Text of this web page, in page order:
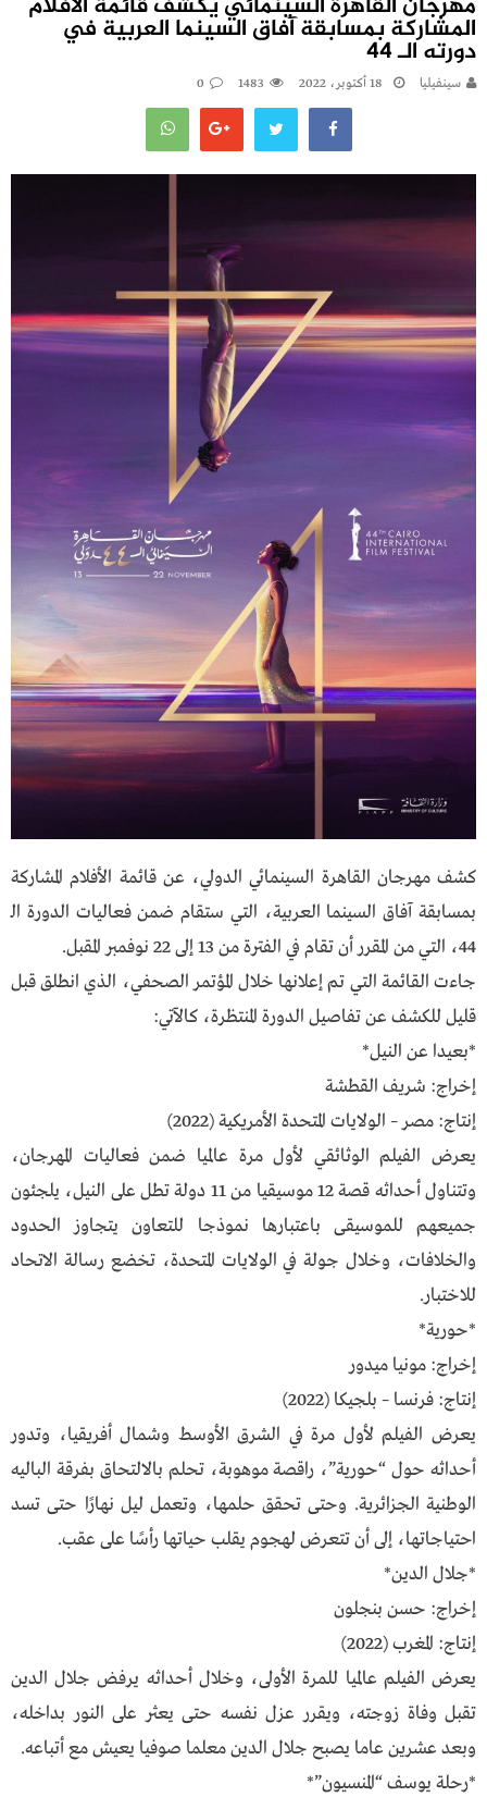
المشاركة بمسابقة آفاق السينما العربية في
دورته الـ 44
سينفيليا 18 أكتوبر، 2022 1483
0
كشف مهرجان القاهرة السينمائي الدولي، عن قائمة الأفلام المشاركة
بمسابقة آفاق السينما العربية، التي ستقام ضمن فعاليات الدورة الـ
44، التي من المقرر أن تقام في الفترة من 13 إلى 22 نوفمبر المقبل.
جاءت القائمة التي تم إعلانها خلال المؤتمر الصحفي، الذي انطلق قبل
قليل للكشف عن تفاصيل الدورة المنتظرة، كالآتي:
*بعيدا عن النيل*
إخراج: شريف القطشة
إنتاج: مصر – الولايات المتحدة الأمريكية (2022)
يعرض الفيلم الوثائقي لأول مرة عالميا ضمن فعاليات المهرجان،
وتتناول أحداثه قصة 12 موسيقيا من 11 دولة تطل على النيل، يلجئون
جميعهم للموسيقى باعتبارها نموذجا للتعاون يتجاوز الحدود
والخلافات، وخلال جولة في الولايات المتحدة، تخضع رسالة الاتحاد
للاختبار.
*حورية*
إخراج: مونيا ميدور
إنتاج: فرنسا – بلجيكا (2022)
يعرض الفيلم لأول مرة في الشرق الأوسط وشمال أفريقيا، وتدور
أحداثه حول “حورية”، راقصة موهوبة، تحلم بالالتحاق بفرقة الباليه
الوطنية الجزائرية. وحتى تحقق حلمها، وتعمل ليل نهارًا حتى تسد
احتياجاتها، إلى أن تتعرض لهجوم يقلب حياتها رأسًا على عقب.
*جلال الدين*
إخراج: حسن بنجلون
إنتاج: المغرب (2022)
يعرض الفيلم عالميا للمرة الأولى، وخلال أحداثه يرفض جلال الدين
تقبل وفاة زوجته، ويقرر عزل نفسه حتى يعثر على النور بداخله،
وبعد عشرين عاما يصبح جلال الدين معلما صوفيا يعيش مع أتباعه.
*رحلة يوسف “المنسيون”*